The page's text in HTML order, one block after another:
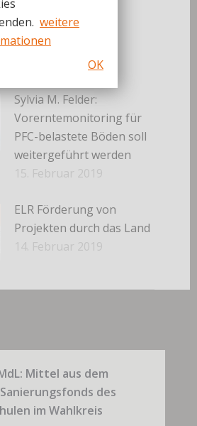
März 2019
3. März 2019
Sylvia M. Felder:
Vorerntemonitoring für
PFC-belastete Böden soll
weitergeführt werden
15. Februar 2019
ELR Förderung von
Projekten durch das Land
14. Februar 2019
Mittel aus dem
des
im Wahlkreis
weitere
OK